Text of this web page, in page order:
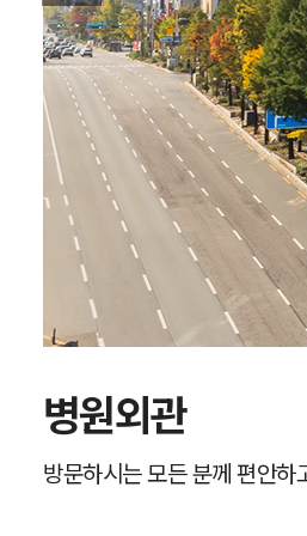
병원외관
방문하시는 모든 분께 편안